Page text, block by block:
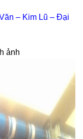
– Kim Lũ – Đại